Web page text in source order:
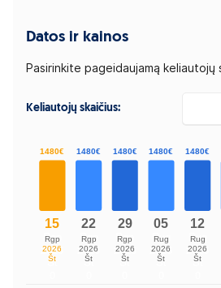
Datos ir kainos
Pasirinkite pageidaujamą keliautojų
Keliautojų skaičius: